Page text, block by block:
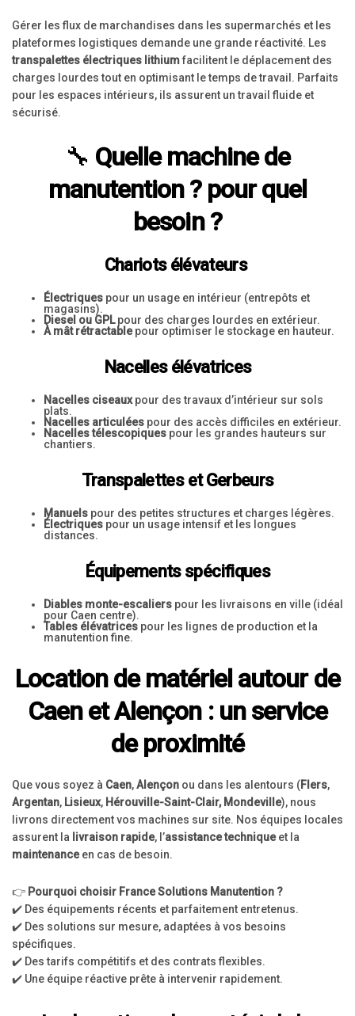
Gérer les flux de marchandises dans les supermarchés et les
plateformes logistiques demande une grande réactivité. Les
transpalettes électriques lithiumfacilitent le déplacement des
charges lourdes tout en optimisant le temps de travail. Parfaits
pour les espaces intérieurs, ils assurent un travail fluide et
sécurisé.
🔧 Quelle machine de
manutention ? pour quel
besoin ?
Chariots élévateurs
Électriques pour un usage en intérieur (entrepôts et
magasins).
Diesel ou GPLpour des charges lourdes en extérieur.
À mât rétractablepour optimiser le stockage en hauteur.
Nacelles élévatrices
Nacelles ciseauxpour des travaux d’intérieur sur sols
plats.
Nacelles articulées pour des accès difficiles en extérieur.
Nacelles télescopiques pour les grandes hauteurs sur
chantiers.
Transpalettes et Gerbeurs
Manuels pour des petites structures et charges légères.
Électriques pour un usage intensif et les longues
distances.
Équipements spécifiques
Diables monte-escaliers pour les livraisons en ville (idéal
pour Caen centre).
Tables élévatrices pour les lignes de production et la
manutention fine.
Location de matériel autour de
Caen et Alençon : un service
de proximité
Que vous soyez à Caen,Alençon ou dans les alentours (Flers,
Argentan, Lisieux, Hérouville-Saint-Clair, Mondeville), nous
livrons directement vos machines sur site. Nos équipes locales
assurent la livraison rapide, l’assistance techniqueet la
maintenanceen cas de besoin.
👉 Pourquoi choisir France Solutions Manutention ?
✔️ Des équipements récents et parfaitement entretenus.
✔️ Des solutions sur mesure, adaptées à vos besoins
spécifiques.
✔️ Des tarifs compétitifs et des contrats flexibles.
✔️ Une équipe réactive prête à intervenir rapidement.